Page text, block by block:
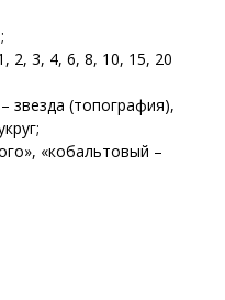
2, 3, 4, 6, 8, 10, 15, 20
звезда (топография),
«кобальтовый –